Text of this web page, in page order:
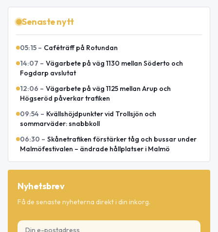
Senaste nytt
05:15 – Caféträff på Rotundan
14:07 – Vägarbete på väg 1130 mellan Söderto och
Fogdarp avslutat
12:06 – Vägarbete på väg 1125 mellan Arup och
Högseröd påverkar trafiken
09:54 – Kvällshöjdpunkter vid Trollsjön och
sommarväder: snabbkoll
06:30 – Skånetrafiken förstärker tåg och bussar under
Malmöfestivalen – ändrade hållplatser i Malmö
Nyhetsbrev
Få de senaste nyheterna direkt i din inkorg.